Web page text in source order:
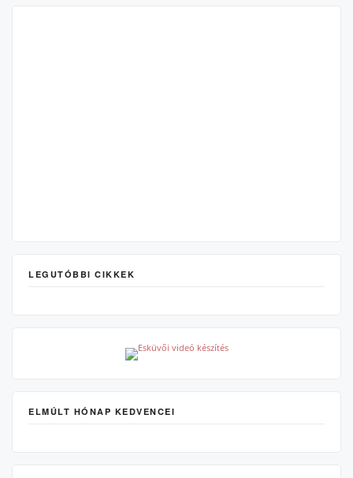
LEGUTÓBBI CIKKEK
ELMÚLT HÓNAP KEDVENCEI